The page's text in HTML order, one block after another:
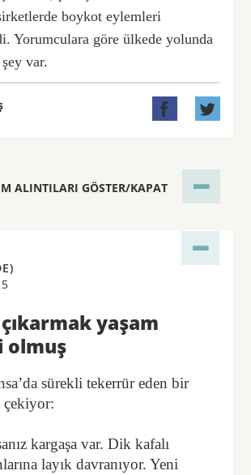
boykot eylemleri
Yorumculara göre ülkede yolunda
var.
 
ALINTILARI GÖSTER/KAPAT
yaşam
olmuş
sürekli tekerrür eden bir
çekiyor:
kargaşa var. Dik kafalı
layık davranıyor. Yeni